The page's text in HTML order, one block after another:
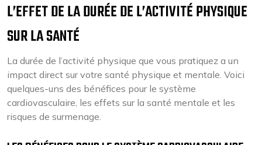
L’EFFET DE LA DURÉE DE L’ACTIVITÉ PHYSIQUE
SUR LA SANTÉ
La durée de l’activité physique que vous pratiquez a un
impact direct sur votre santé physique et mentale. Voici
quelques-uns des bénéfices pour le système
cardiovasculaire, les effets sur la santé mentale et les
risques de surmenage.